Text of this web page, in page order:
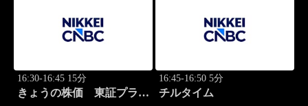
16:30-16:45 15分
きょうの株価 東証プライ
16:45-16:50 5分
チルタイム